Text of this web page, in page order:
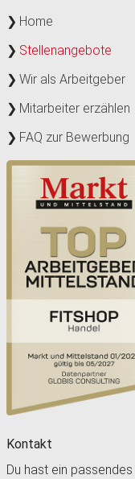
Home
Stellenangebote
Wir als Arbeitgeber
Mitarbeiter erzählen
FAQ zur Bewerbung
Kontakt
Du hast ein passendes